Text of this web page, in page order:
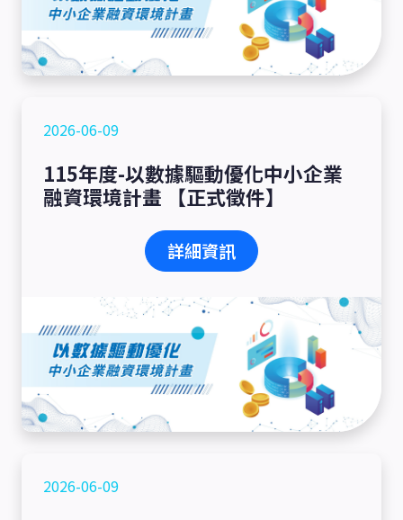
2026-06-09
115年度-以數據驅動優化中小企業
融資環境計畫 【正式徵件】
詳細資訊
2026-06-09